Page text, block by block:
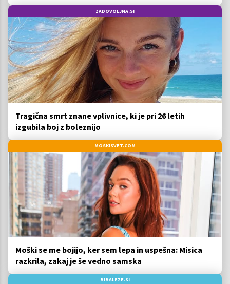
ZADOVOLJNA.SI
Tragična smrt znane vplivnice, ki je pri 26 letih
izgubila boj z boleznijo
MOSKISVET.COM
Moški se me bojijo, ker sem lepa in uspešna: Misica
razkrila, zakaj je še vedno samska
BIBALEZE.SI